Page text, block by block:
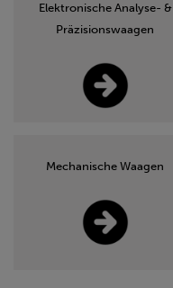
Elektronische Analyse- &
Präzisionswaagen
Mechanische Waagen